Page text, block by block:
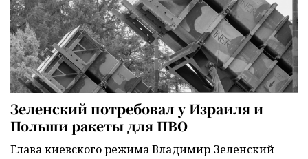
Зеленский потребовал у Израиля и
Польши ракеты для ПВО
Глава киевского режима Владимир Зеленский